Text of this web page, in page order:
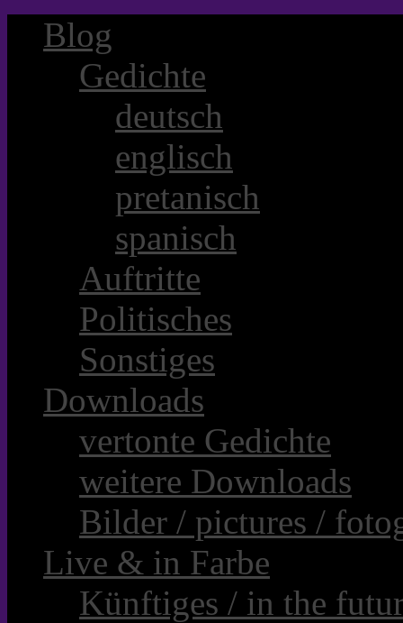
Blog
Gedichte
deutsch
englisch
pretanisch
spanisch
Auftritte
Politisches
Sonstiges
Downloads
vertonte Gedichte
weitere Downloads
Bilder / pictures /
Live & in Farbe
Künftiges / in the